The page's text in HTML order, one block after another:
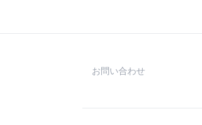
お問い合わせ